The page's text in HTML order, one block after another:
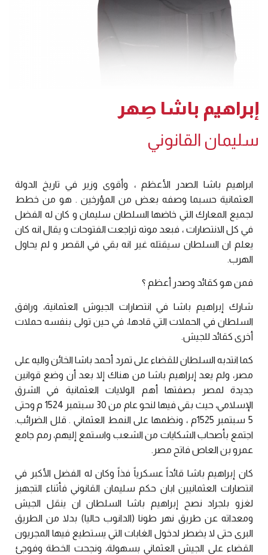
إبراهيم باشا صِهر
سليمان القانوني
ابراهيم باشا الصدر الأعظم ، وأقوى وزير في تاريخ الدولة
العثمانية حسبما وصفه بعض من المؤرخين . هو من خطط
لجميع المعارك التي خاضها السلطان سليمان و كان له الفضل
في كل الانتصارات ، فبعد موته تراجعت الفتوحات و يقال انه كان
يعلم ان السلطان سيقتله غير انه بقي في القصر و لم يحاول
الهرب.
فمن هو كقائد وصدر أعظم ؟
شارك إبراهيم باشا في انتصارات الجيوش العثمانية، ورافق
السلطان في الحملات التي قادها، في حين تولى بنفسه حملات
أخرى كقائد للجيش.
كما انتدبه السلطان للقضاء على تمرد أحمد باشا الخائن واليه على
مصر، ولم يعد إبراهيم باشا من هناك إلا بعد أن وضع قوانين
جديدة لمصر بصفتها أهم الولايات العثمانية في الشرق
الإسلامي، حيث بقي فيها لنحو عام من 30 سبتمبر 1524 م وحتى
5 سبتمبر 1525م ، ونظمها على النمط العثماني . قلل الضرائب.
اجتمع بأصحاب الشكايات من الشعب واستمع إليهم، رمم جامع
عمرو بن العاص فاتح مصر.
كان إبراهيم باشا قائداً عسكرياً فذاً وكان له الفضل الأكبر في
انتصارات العثمانيين ابان حكم سليمان القانوني فأثناء التجهيز
لغزو بلجراد نصح إبراهيم باشا السلطان ان ينقل الجيش
ومعداته عن طريق نهر طونا (الدانوب حاليا) بدلا من الطريق
البرى حتى لا يضطر لدخول الغابات التي يستطيع فيها المجريون
القضاء على الجيش العثماني بسهولة، ونجحت الخطة وفوجئ